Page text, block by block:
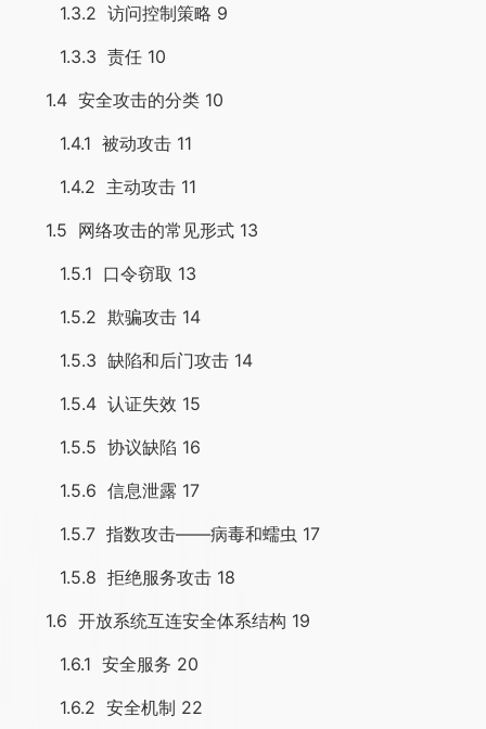
1.3.2 访问控制策略 9
1.3.3 责任 10
1.4 安全攻击的分类 10
1.4.1 被动攻击 11
1.4.2 主动攻击 11
1.5 网络攻击的常见形式 13
1.5.1 口令窃取 13
1.5.2 欺骗攻击 14
1.5.3 缺陷和后门攻击 14
1.5.4 认证失效 15
1.5.5 协议缺陷 16
1.5.6 信息泄露 17
1.5.7 指数攻击——病毒和蠕虫 17
1.5.8 拒绝服务攻击 18
1.6 开放系统互连安全体系结构 19
1.6.1 安全服务 20
1.6.2 安全机制 22